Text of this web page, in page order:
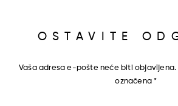
OSTAVITE
Vaša adresa e-pošte neće biti objavljena.
označena*